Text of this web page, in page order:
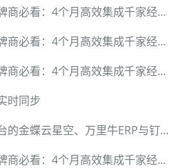
经销商数据太难管？品牌商必看：4个月高效集成千家经销商的落地指南
经销商数据太难管？品牌商必看：4个月高效集成千家经销商的落地指南
经销商数据太难管？品牌商必看：4个月高效集成千家经销商的落地指南
时同步
基于轻易云数据集成平台的金蝶云星空、万里牛ERP与钉钉一体化对接解决方案》
经销商数据太难管？品牌商必看：4个月高效集成千家经销商的落地指南